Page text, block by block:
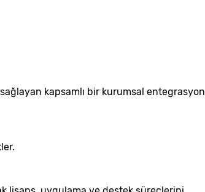
kapsamlı bir kurumsal entegrasyon